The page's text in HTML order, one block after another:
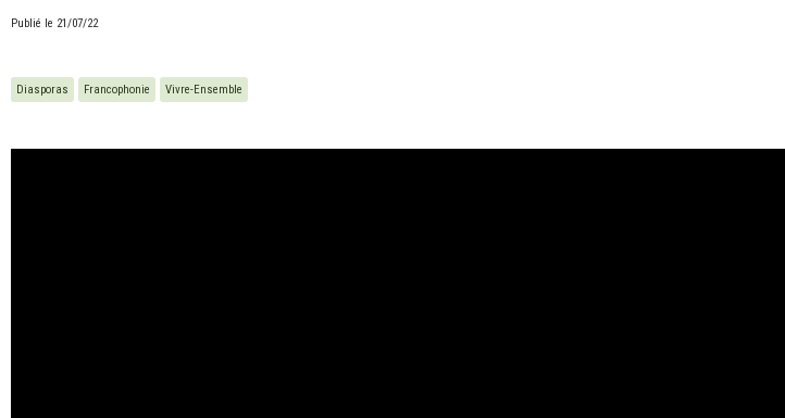
Publié le 21/07/22
Diasporas Francophonie Vivre-Ensemble